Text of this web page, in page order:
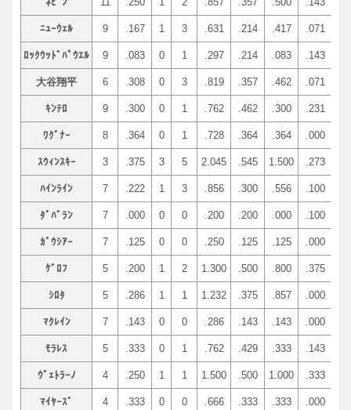
ﾆｭｰｳｪﾙ 9 .167 1 3 .631 .214 .417 .071
ﾛｯｸｳｯﾄﾞﾊﾟｳｴﾙ 9 .083 0 1 .297 .214 .083 .143
大谷翔平 6 .308 0 3 .819 .357 .462 .071
ｷﾝﾃﾛ 9 .300 0 1 .762 .462 .300 .231
ﾜｸﾞﾅｰ 8 .364 0 1 .728 .364 .364 .000
ｽｳｨﾝｽｷｰ 3 .375 3 5 2.045 .545 1.500 .273
ﾊｲﾝﾗｲﾝ 7 .222 1 3 .856 .300 .556 .100
ﾀﾞﾊﾞﾗﾝ 7 .000 0 0 .200 .200 .000 .100
ｶﾞｳｼｱｰ 7 .125 0 0 .250 .125 .125 .000
ｹﾞﾛﾌ 5 .200 1 2 1.300 .500 .800 .375
ｼﾛﾀ 5 .286 1 1 1.232 .375 .857 .000
ﾏｸﾚｲﾝ 7 .143 0 0 .286 .143 .143 .000
ﾓﾗﾚｽ 5 .333 0 1 .762 .429 .333 .143
ｳﾞｪﾄﾗｰﾉ 4 .250 1 1 1.500 .500 1.000 .333
ﾏｲﾔｰｽﾞ 4 .333 0 0 .666 .333 .333 .000